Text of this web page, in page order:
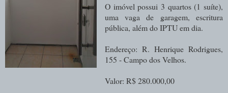
O imóvel possui 3 quartos (1 suíte),
uma vaga de garagem, escritura
pública, além do IPTU em dia.
Endereço: R. Henrique Rodrigues,
155 - Campo dos Velhos.
Valor: R$ 280.000,00